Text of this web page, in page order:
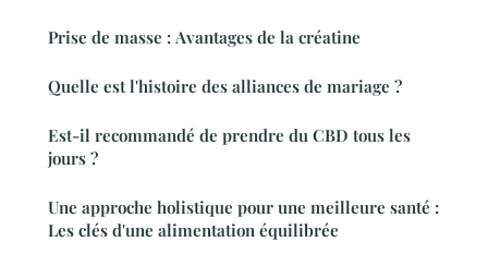
Prise de masse : Avantages de la créatine
Quelle est l'histoire des alliances de mariage ?
Est-il recommandé de prendre du CBD tous les
jours ?
Une approche holistique pour une meilleure santé :
Les clés d'une alimentation équilibrée